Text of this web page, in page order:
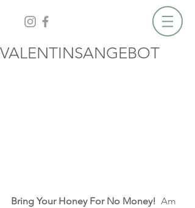
VALENTINSANGEBOT
Bring Your Honey For No Money!
  Am